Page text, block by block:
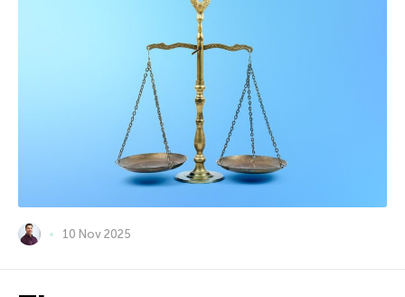
10 Nov 2025